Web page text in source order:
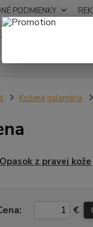
PODMIENKY
Kožená galantéria
Opasok z pravej kože
€